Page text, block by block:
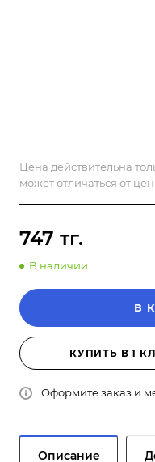
Цена действительна
может отличаться от
747 тг.
В наличии
В
КУПИТЬ В 1
Оформите заказ и
Описание